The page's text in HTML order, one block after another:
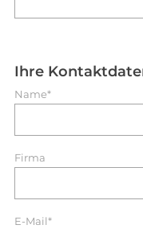
Ihre
Name*
Firma
E-Mail*